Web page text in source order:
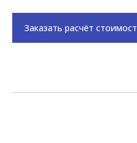
Заказать расчёт